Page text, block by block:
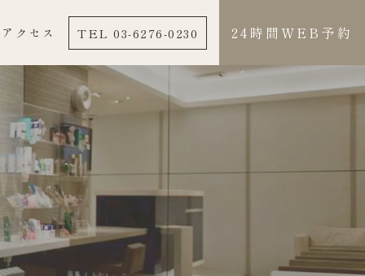
アクセス TEL 03-6276-0230 24時間WEB予約